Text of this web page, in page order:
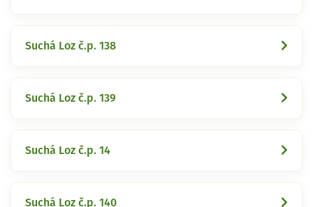
Suchá Loz č.p. 138
Suchá Loz č.p. 139
Suchá Loz č.p. 14
Suchá Loz č.p. 140